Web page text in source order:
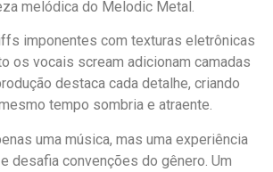
melódica do Melodic Metal.
imponentes com texturas eletrônicas
os vocais scream adicionam camadas
destaca cada detalhe, criando
tempo sombria e atraente.
uma música, mas uma experiência
desafia convenções do gênero. Um